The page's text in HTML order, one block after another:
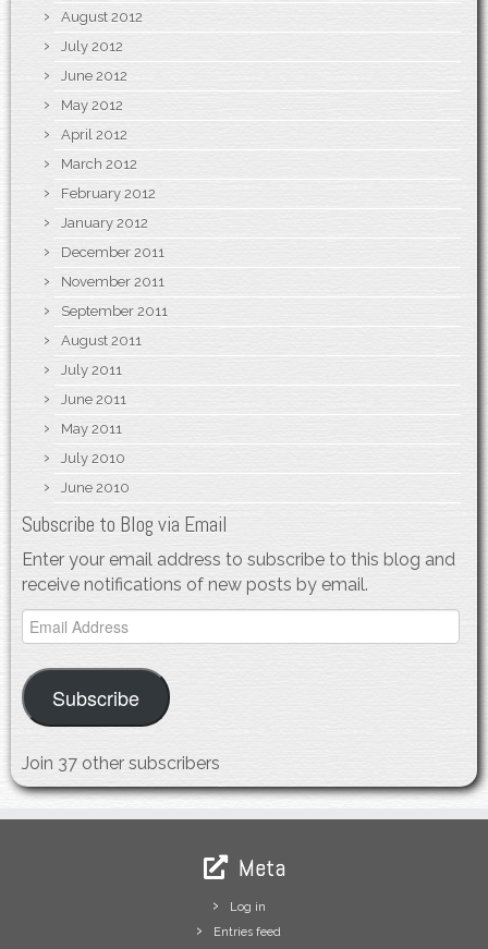
August 2012
July 2012
June 2012
May 2012
April 2012
March 2012
February 2012
January 2012
December 2011
November 2011
September 2011
August 2011
July 2011
June 2011
May 2011
July 2010
June 2010
Subscribe to Blog via Email
Enter your email address to subscribe to this blog and
receive notifications of new posts by email.
Email
Address
Subscribe
Join 37 other subscribers
Meta
Log in
Entries feed